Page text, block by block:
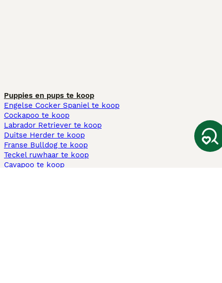
Puppies en pups te koop
Engelse Cocker Spaniel te koop
Cockapoo te koop
Labrador Retriever te koop
Duitse Herder te koop
Franse Bulldog te koop
Teckel ruwhaar te koop
Cavapoo te koop